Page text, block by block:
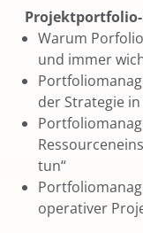
Warum
und immer
der Strategie
tun“
operativer